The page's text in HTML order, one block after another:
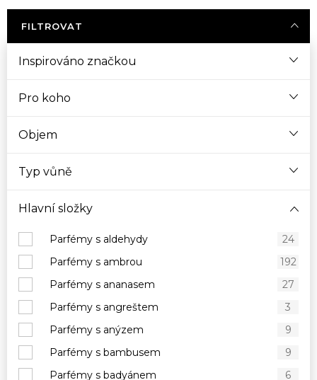
FILTROVAT
Inspirováno značkou
Pro koho
Objem
Typ vůně
Hlavní složky
Parfémy s aldehydy
24
Parfémy s ambrou
192
Parfémy s ananasem
27
Parfémy s angreštem
3
Parfémy s anýzem
9
Parfémy s bambusem
9
Parfémy s badyánem
6